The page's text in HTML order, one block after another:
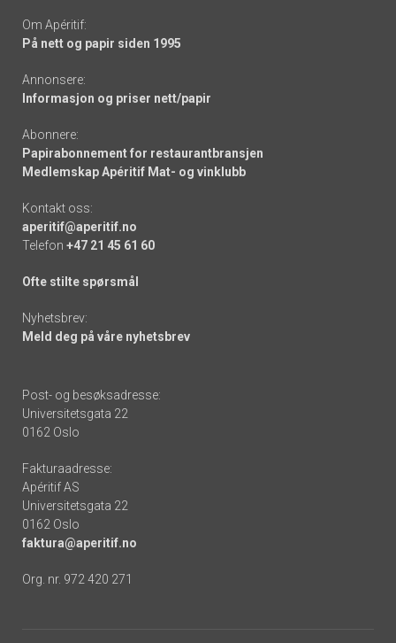
Om Apéritif:
På nett og papir siden 1995
Annonsere:
Informasjon og priser nett/papir
Abonnere:
Papirabonnement for restaurantbransjen
Medlemskap Apéritif Mat- og vinklubb
Kontakt oss:
aperitif@aperitif.no
Telefon +47 21 45 61 60
Ofte stilte spørsmål
Nyhetsbrev:
Meld deg på våre nyhetsbrev
Post- og besøksadresse:
Universitetsgata 22
0162 Oslo
Fakturaadresse:
Apéritif AS
Universitetsgata 22
0162 Oslo
faktura@aperitif.no
Org. nr. 972 420 271